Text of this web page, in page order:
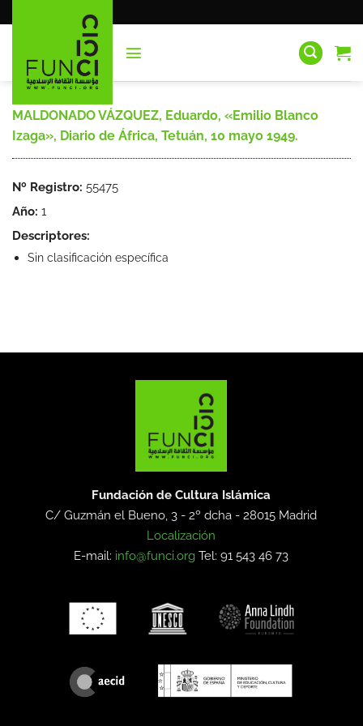
al
MALDONADO VÁZQUEZ, Eduardo, «Emilio Blanco
Izaga», Diario de África, Tetuán, 10 mayo 1949.
Nº Registro: 55475
Año: 1
Descriptores:
Sin clasificación específica
Fundación de Cultura Islámica
C/ Guzmán el Bueno, 3 - 2º dcha -28015 Madrid
Localización
E-mail: info@funci.org Tel: 91 543 46 73